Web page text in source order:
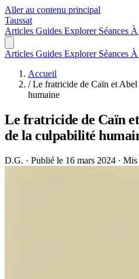
Aller au contenu principal
Taussat
Articles Guides Explorer Séances À
Articles Guides Explorer Séances À
Accueil
/ Le fratricide de Caïn et
humaine
Le fratricide de Caïn
de la culpabilité
D.G. · Publié le 16 mars 2024 · Mis